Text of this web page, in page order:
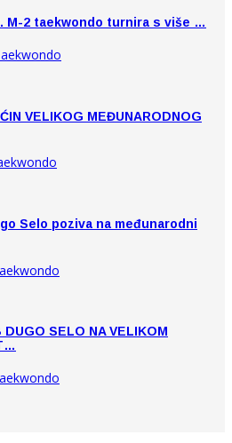
M-2 taekwondo turnira s više …
VELIKOG MEĐUNARODNOG
Selo poziva na međunarodni
SELO NA VELIKOM